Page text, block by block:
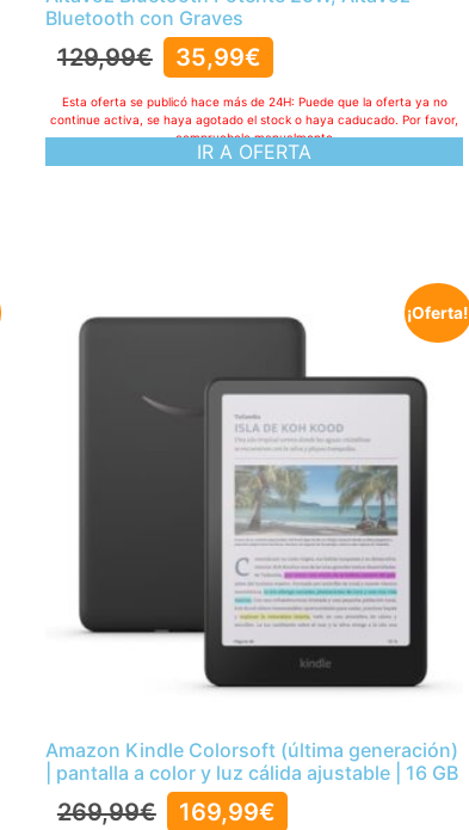
Bluetooth con Graves
129,99€ 35,99€
IR A OFERTA
Esta oferta se publicó hace más de 24H: Puede que la oferta ya no
continue activa, se haya agotado el stock o haya caducado. Por favor,
compruebelo manualmente
¡Oferta!
Amazon Kindle Colorsoft (última generación)
| pantalla a color y luz cálida ajustable | 16 GB
269,99€ 169,99€